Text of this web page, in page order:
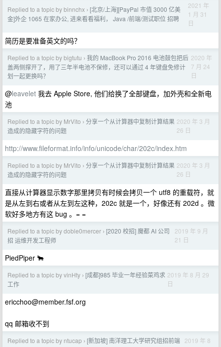
Replied to a topic by binnchx › [北京/上海][PayPal 市值 3000 亿美
金]外企 1065 在家办公, 进来看看福利， Java /前端/测试职位 招聘
2021 年
1 月 31
日
简历是要准备英文的吗？
Replied to a topic by bigtutu › 我的 MacBook Pro 2016 电池鼓包把后
盖两侧撑开了，用了三年半电池不保修，还可以通过 4 年键盘免修计
划一起更换吗？
2020 年
7 月 24
日
@leavelet 我去 Apple Store, 他们给换了全部键盘，加外壳和全新电
池
Replied to a topic by MrVito › 分享一个从计算器中复制计算结果
造成的隐藏字符的问题
2020 年 3 月
26 日
http://www.fileformat.info/info/unicode/char/202c/index.htm
Replied to a topic by MrVito › 分享一个从计算器中复制计算结果
造成的隐藏字符的问题
2020 年 3 月
26 日
直接从计算器显示数字那里拷贝有时候会拷贝一个 utf8 的重载符，就
是从左到右或者从左到左这种，202c 就是一个，好像还有 202d 。微
软好多地方有这 bug 。= =
Replied to a topic by doble0mercer › [2020 校招] 魔都 AI 公司
招 运维开发工程师
2019 年 9 月
21 日
PiedPiper 🐂
Replied to a topic by vinHty › [成都]985 毕业一年经验菜鸡求
工作
2019 年 8 月 29
日
ericchoo@member.fsf.org
qq 邮箱收不到
Replied to a topic by ntucap › [新加坡] 南洋理工大学研究组招前端 2019 年 8